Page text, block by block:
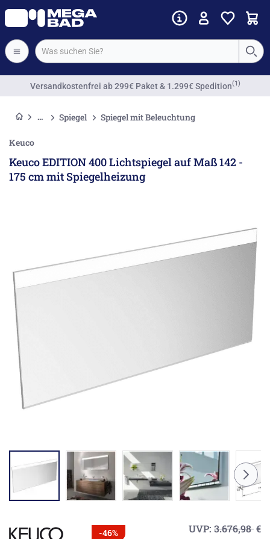
Versandkostenfrei ab 299€ Paket & 1.299€ Spedition(1)
Spiegel Spiegel mit Beleuchtung
Keuco
Keuco EDITION 400 Lichtspiegel auf Maß 142 -
175 cm mit Spiegelheizung
-46% UVP: 3.676,98€